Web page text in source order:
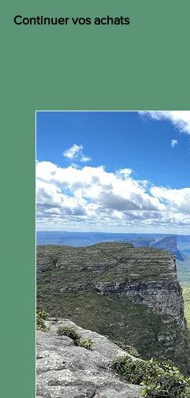
Continuer vos achats